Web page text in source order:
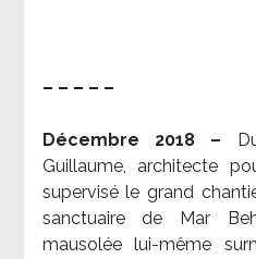
– – – – –
Décembre 2018 –
Guillaume, architecte
supervisé le grand
sanctuaire de Mar
mausolée lui-même